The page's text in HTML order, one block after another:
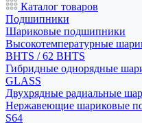
Каталог товаров
Подшипники
Шариковые подшипники
Высокотемпературные
BHTS / 62 BHTS
Гибридные однорядные
GLASS
Двухрядные радиальные
Нержавеющие шариковые
S64